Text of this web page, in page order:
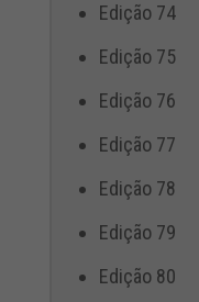
Edição 74
Edição 75
Edição 76
Edição 77
Edição 78
Edição 79
Edição 80